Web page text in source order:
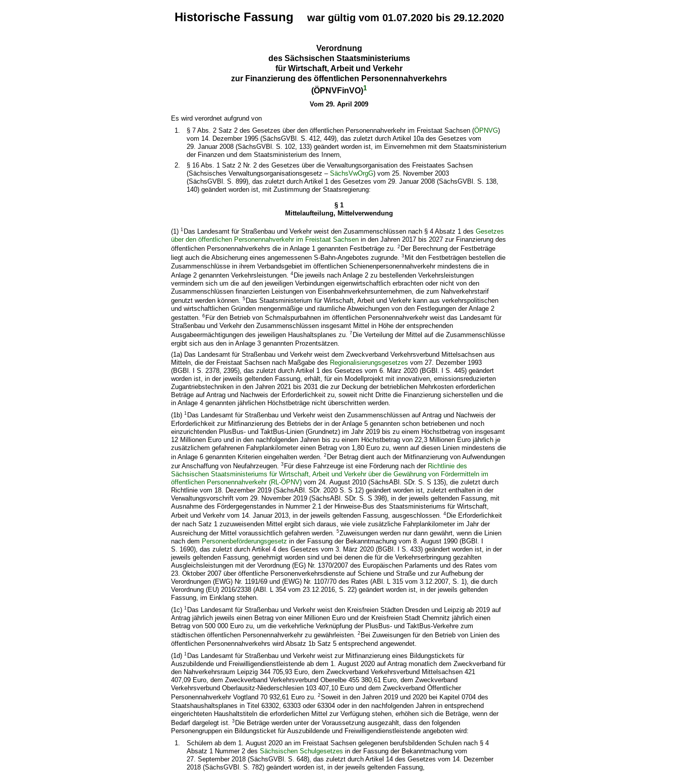
Historische Fassung war gültig vom 01.07.2020 bis 29.12.2020
Verordnung
des Sächsischen Staatsministeriums
für Wirtschaft, Arbeit und Verkehr
zur Finanzierung des öffentlichen Personennahverkehrs
(ÖPNVFinVO)1
Vom 29. April 2009
Es wird verordnet aufgrund von
1.
§ 7 Abs. 2 Satz 2 des Gesetzes über den öffentlichen Personennahverkehr im Freistaat Sachsen (ÖPNVG)
vom 14. Dezember 1995 (SächsGVBl. S. 412, 449), das zuletzt durch Artikel 10a des Gesetzes vom
29. Januar 2008 (SächsGVBl. S. 102, 133) geändert worden ist, im Einvernehmen mit dem Staatsministerium
der Finanzen und dem Staatsministerium des Innern,
2.
§ 16 Abs. 1 Satz 2 Nr. 2 des Gesetzes über die Verwaltungsorganisation des Freistaates Sachsen
(Sächsisches Verwaltungsorganisationsgesetz – SächsVwOrgG) vom 25. November 2003
(SächsGVBl. S. 899), das zuletzt durch Artikel 1 des Gesetzes vom 29. Januar 2008 (SächsGVBl. S. 138,
140) geändert worden ist, mit Zustimmung der Staatsregierung:
§ 1
Mittelaufteilung, Mittelverwendung
(1)1 Das Landesamt für Straßenbau und Verkehr weist den Zusammenschlüssen nach § 4 Absatz 1 desGesetzes
über den öffentlichen Personennahverkehr im Freistaat Sachsen in den Jahren 2017 bis 2027 zur Finanzierung des
öffentlichen Personennahverkehrs die in Anlage 1 genannten Festbeträge zu.2 Der Berechnung der Festbeträge
liegt auch die Absicherung eines angemessenen S-Bahn-Angebotes zugrunde.3 Mit den Festbeträgen bestellen die
Zusammenschlüsse in ihrem Verbandsgebiet im öffentlichen Schienenpersonennahverkehr mindestens die in
Anlage 2 genannten Verkehrsleistungen.4 Die jeweils nach Anlage 2 zu bestellenden Verkehrsleistungen
vermindern sich um die auf den jeweiligen Verbindungen eigenwirtschaftlich erbrachten oder nicht von den
Zusammenschlüssen finanzierten Leistungen von Eisenbahnverkehrsunternehmen, die zum Nahverkehrstarif
genutzt werden können.5 Das Staatsministerium für Wirtschaft, Arbeit und Verkehr kann aus verkehrspolitischen
und wirtschaftlichen Gründen mengenmäßige und räumliche Abweichungen von den Festlegungen der Anlage 2
gestatten.6 Für den Betrieb von Schmalspurbahnen im öffentlichen Personennahverkehr weist das Landesamt für
Straßenbau und Verkehr den Zusammenschlüssen insgesamt Mittel in Höhe der entsprechenden
Ausgabeermächtigungen des jeweiligen Haushaltsplanes zu. 7 Die Verteilung der Mittel auf die Zusammenschlüsse
ergibt sich aus den in Anlage 3 genannten Prozentsätzen.
(1a) Das Landesamt für Straßenbau und Verkehr weist dem Zweckverband Verkehrsverbund Mittelsachsen aus
Mitteln, die der Freistaat Sachsen nach Maßgabe des Regionalisierungsgesetzes vom 27. Dezember 1993
(BGBl. I S. 2378, 2395), das zuletzt durch Artikel 1 des Gesetzes vom 6. März 2020 (BGBl. I S. 445) geändert
worden ist, in der jeweils geltenden Fassung, erhält, für ein Modellprojekt mit innovativen, emissionsreduzierten
Zugantriebstechniken in den Jahren 2021 bis 2031 die zur Deckung der betrieblichen Mehrkosten erforderlichen
Beträge auf Antrag und Nachweis der Erforderlichkeit zu, soweit nicht Dritte die Finanzierung sicherstellen und die
in Anlage 4 genannten jährlichen Höchstbeträge nicht überschritten werden.
(1b)1 Das Landesamt für Straßenbau und Verkehr weist den Zusammenschlüssen auf Antrag und Nachweis der
Erforderlichkeit zur Mitfinanzierung des Betriebs der in der Anlage 5 genannten schon betriebenen und noch
einzurichtenden PlusBus- und TaktBus-Linien (Grundnetz) im Jahr 2019 bis zu einem Höchstbetrag von insgesamt
12 Millionen Euro und in den nachfolgenden Jahren bis zu einem Höchstbetrag von 22,3 Millionen Euro jährlich je
zusätzlichem gefahrenen Fahrplankilometer einen Betrag von 1,80 Euro zu, wenn auf diesen Linien mindestens die
in Anlage 6 genannten Kriterien eingehalten werden.2 Der Betrag dient auch der Mitfinanzierung von Aufwendungen
zur Anschaffung von Neufahrzeugen.3 Für diese Fahrzeuge ist eine Förderung nach der Richtlinie des
Sächsischen Staatsministeriums für Wirtschaft, Arbeit und Verkehr über die Gewährung von Fördermitteln im
öffentlichen Personennahverkehr (RL-ÖPNV) vom 24. August 2010 (SächsABl. SDr. S. S 135), die zuletzt durch
Richtlinie vom 18. Dezember 2019 (SächsABl. SDr. 2020 S. S 12) geändert worden ist, zuletzt enthalten in der
Verwaltungsvorschrift vom 29. November 2019 (SächsABl. SDr. S. S 398), in der jeweils geltenden Fassung, mit
Ausnahme des Fördergegenstandes in Nummer 2.1 der Hinweise-Bus des Staatsministeriums für Wirtschaft,
Arbeit und Verkehr vom 14. Januar 2013, in der jeweils geltenden Fassung, ausgeschlossen.4 Die Erforderlichkeit
der nach Satz 1 zuzuweisenden Mittel ergibt sich daraus, wie viele zusätzliche Fahrplankilometer im Jahr der
Ausreichung der Mittel voraussichtlich gefahren werden.5Zuweisungen werden nur dann gewährt, wenn die Linien
nach dem Personenbeförderungsgesetz in der Fassung der Bekanntmachung vom 8. August 1990 (BGBl. I
S. 1690), das zuletzt durch Artikel 4 des Gesetzes vom 3. März 2020 (BGBl. I S. 433) geändert worden ist, in der
jeweils geltenden Fassung, genehmigt worden sind und bei denen die für die Verkehrserbringung gezahlten
Ausgleichsleistungen mit der Verordnung (EG) Nr. 1370/2007 des Europäischen Parlaments und des Rates vom
23. Oktober 2007 über öffentliche Personenverkehrsdienste auf Schiene und Straße und zur Aufhebung der
Verordnungen (EWG) Nr. 1191/69 und (EWG) Nr. 1107/70 des Rates (ABl. L 315 vom 3.12.2007, S. 1), die durch
Verordnung (EU) 2016/2338 (ABl. L 354 vom 23.12.2016, S. 22) geändert worden ist, in der jeweils geltenden
Fassung, im Einklang stehen.
(1c)1 Das Landesamt für Straßenbau und Verkehr weist den Kreisfreien Städten Dresden und Leipzig ab 2019 auf
Antrag jährlich jeweils einen Betrag von einer Millionen Euro und der Kreisfreien Stadt Chemnitz jährlich einen
Betrag von 500 000 Euro zu, um die verkehrliche Verknüpfung der PlusBus- und TaktBus-Verkehre zum
städtischen öffentlichen Personennahverkehr zu gewährleisten.2 Bei Zuweisungen für den Betrieb von Linien des
öffentlichen Personennahverkehrs wird Absatz 1b Satz 5 entsprechend angewendet.
(1d)1 Das Landesamt für Straßenbau und Verkehr weist zur Mitfinanzierung eines Bildungstickets für
Auszubildende und Freiwilligendienstleistende ab dem 1. August 2020 auf Antrag monatlich dem Zweckverband für
den Nahverkehrsraum Leipzig 344 705,93 Euro, dem Zweckverband Verkehrsverbund Mittelsachsen 421
407,09 Euro, dem Zweckverband Verkehrsverbund Oberelbe 455 380,61 Euro, dem Zweckverband
Verkehrsverbund Oberlausitz-Niederschlesien 103 407,10 Euro und dem Zweckverband Öffentlicher
Personennahverkehr Vogtland 70 932,61 Euro zu.2Soweit in den Jahren 2019 und 2020 bei Kapitel 0704 des
Staatshaushaltsplanes in Titel 63302, 63303 oder 63304 oder in den nachfolgenden Jahren in entsprechend
eingerichteten Haushaltstiteln die erforderlichen Mittel zur Verfügung stehen, erhöhen sich die Beträge, wenn der
Bedarf dargelegt ist.3 Die Beträge werden unter der Voraussetzung ausgezahlt, dass den folgenden
Personengruppen ein Bildungsticket für Auszubildende und Freiwilligendienstleistende angeboten wird:
1.
Schülern ab dem 1. August 2020 an im Freistaat Sachsen gelegenen berufsbildenden Schulen nach § 4
Absatz 1 Nummer 2 des Sächsischen Schulgesetzes in der Fassung der Bekanntmachung vom
27. September 2018 (SächsGVBl. S. 648), das zuletzt durch Artikel 14 des Gesetzes vom 14. Dezember
2018 (SächsGVBl. S. 782) geändert worden ist, in der jeweils geltenden Fassung,